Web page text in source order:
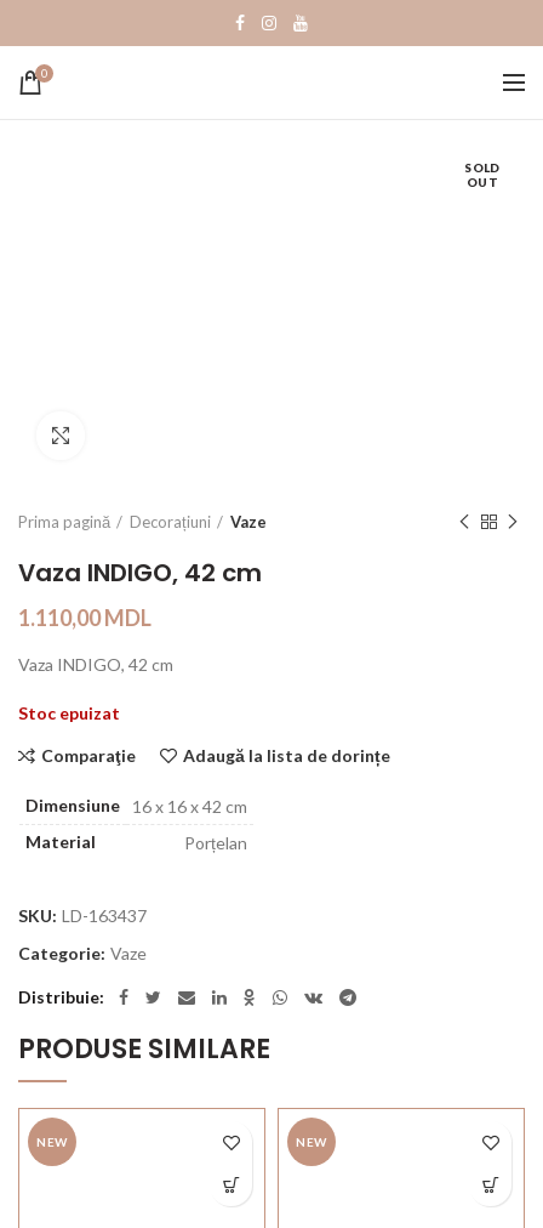
0
SOLD
OUT
Prima pagină Decorațiuni Vaze
Vaza INDIGO, 42 cm
1.110,00MDL
Vaza INDIGO, 42 cm
Stoc epuizat
Comparaţie Adaugă la lista de dorințe
Dimensiune
16 x 16 x 42 cm
Material
Porțelan
SKU: LD-163437
Categorie: Vaze
Distribuie
PRODUSE SIMILARE
NEW NEW